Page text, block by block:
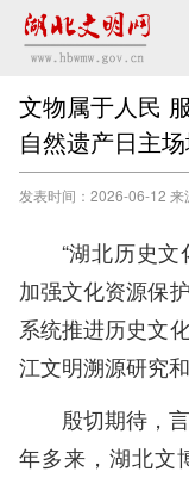
文物属于人民
自然遗产日主
发表时间：2026-06-12 来
“湖北历史
加强文化资源保
系统推进历史文
江文明溯源研究
殷切期待，
年多来，湖北文